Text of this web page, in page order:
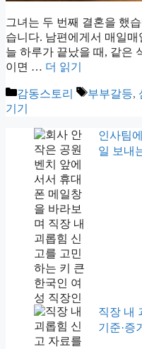
그녀는 두 번째 결혼을 했
습니다. 남편에게서 매일
늘 하루가 끝났을 때, 같은
이면 … 더 읽기
카
테
감동스토리
태
부부갈등,
기기
인사팀
일 보내
직장 내
기준·증